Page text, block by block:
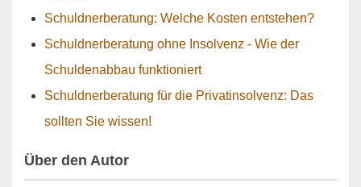
Schuldnerberatung: Welche Kosten entstehen?
Schuldnerberatung ohne Insolvenz - Wie der
Schuldenabbau funktioniert
Schuldnerberatung für die Privatinsolvenz: Das
sollten Sie wissen!
Über den Autor